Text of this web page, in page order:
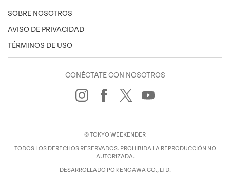
SOBRE NOSOTROS
AVISO DE PRIVACIDAD
TÉRMINOS DE USO
CONÉCTATE CON NOSOTROS
© TOKYO WEEKENDER
TODOS LOS DERECHOS RESERVADOS. PROHIBIDA LA REPRODUCCIÓN NO
AUTORIZADA.
DESARROLLADO POR ENGAWA CO., LTD.